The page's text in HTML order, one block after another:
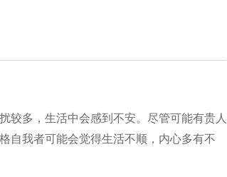
较多，生活中会感到不安。尽管可能有贵人
自我者可能会觉得生活不顺，内心多有不